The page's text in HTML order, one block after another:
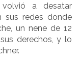
a desatar
sus redes donde
un nene de 12
derechos, y lo